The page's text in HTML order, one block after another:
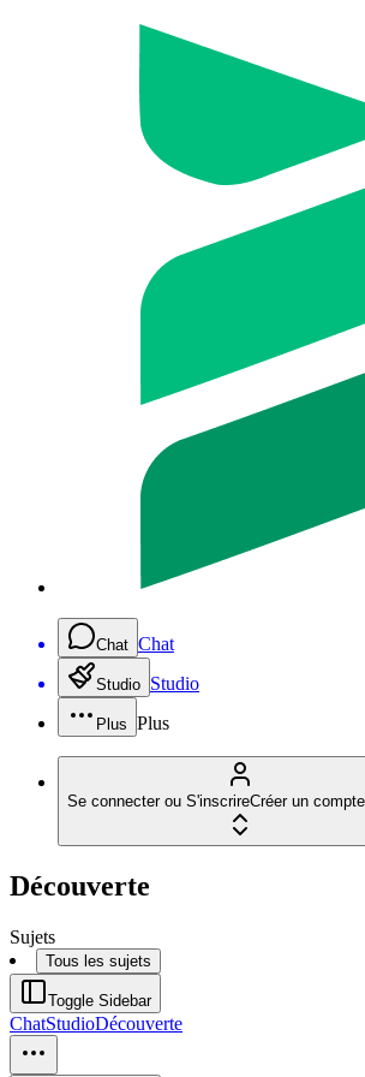
Chat Chat
Studio Studio
Plus Plus
Se connecter ou S'inscrireCréer un
Découverte
Sujets
Tous les sujets
Toggle Sidebar
ChatStudioDécouverte